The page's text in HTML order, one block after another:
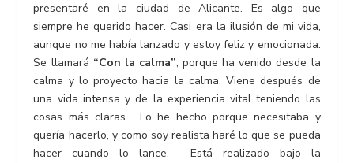
presentaré en la ciudad de Alicante. Es algo que
siempre he querido hacer. Casi era la ilusión de mi vida,
aunque no me había lanzado y estoy feliz y emocionada.
Se llamará “Con la calma”, porque ha venido desde la
calma y lo proyecto hacia la calma. Viene después de
una vida intensa y de la experiencia vital teniendo las
cosas más claras. Lo he hecho porque necesitaba y
quería hacerlo, y como soy realista haré lo que se pueda
hacer cuando lo lance. Está realizado bajo la